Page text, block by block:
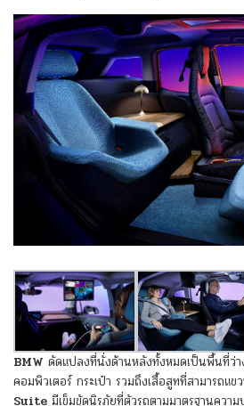
BMW ดัดแปลงที่นั่งด้านหลังทั้งหมดเป็นพื้นที่ว่า
คอมพิวเตอร์ กระเป๋า รวมถึงเสื้อสูทที่สามารถแข
Suite มีเข็มขัดนิรภัยที่ตัวรถตามมาตรฐานคว